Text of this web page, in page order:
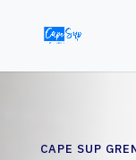
CAPE SUP